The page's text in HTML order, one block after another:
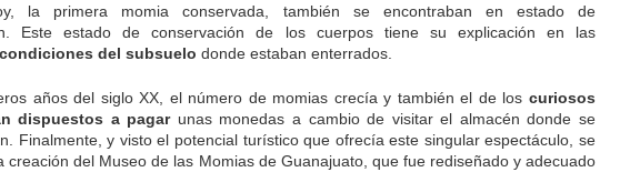
la primera momia conservada, también se encontraban en estado de
Este estado de conservación de los cuerpos tiene su explicación en las
del subsuelo donde estaban enterrados.
años del siglo XX, el número de momias crecía y también el de los curiosos
dispuestos a pagarunas monedas a cambio de visitar el almacén donde se
Finalmente, y visto el potencial turístico que ofrecía este singular espectáculo, se
creación del Museo de las Momias de Guanajuato, que fue rediseñado y adecuado